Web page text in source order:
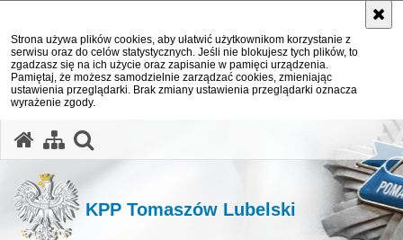
Strona używa plików cookies, aby ułatwić użytkownikom korzystanie z
serwisu oraz do celów statystycznych. Jeśli nie blokujesz tych plików, to
zgadzasz się na ich użycie oraz zapisanie w pamięci urządzenia.
Pamiętaj, że możesz samodzielnie zarządzać cookies, zmieniając
ustawienia przeglądarki. Brak zmiany ustawienia przeglądarki oznacza
wyrażenie zgody.
KPP Tomaszów Lubelski